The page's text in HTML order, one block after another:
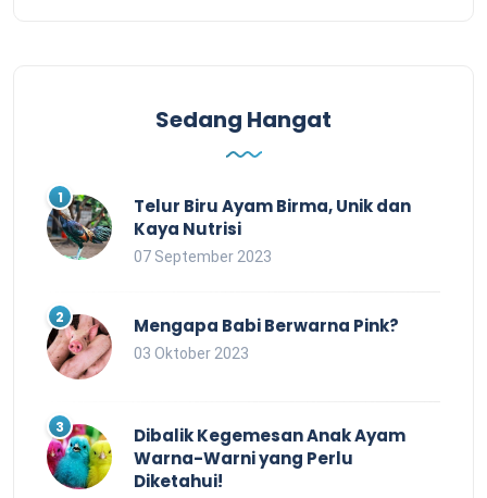
Sedang Hangat
Telur Biru Ayam Birma, Unik dan
Kaya Nutrisi
07 September 2023
Mengapa Babi Berwarna Pink?
03 Oktober 2023
Dibalik Kegemesan Anak Ayam
Warna-Warni yang Perlu
Diketahui!